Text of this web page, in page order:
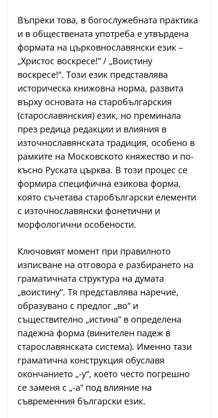
Въпреки това, в богослужебната практика
и в обществената употреба е утвърдена
формата на църковнославянски език –
„Христос воскресе!“ / „Воистину
воскресе!“. Този език представлява
историческа книжовна норма, развита
върху основата на старобългарския
(старославянския) език, но преминала
през редица редакции и влияния в
източнославянската традиция, особено в
рамките на Московското княжество и по-
късно Руската църква. В този процес се
формира специфична езикова форма,
която съчетава старобългарски елементи
с източнославянски фонетични и
морфологични особености.
Ключовият момент при правилното
изписване на отговора е разбирането на
граматичната структура на думата
„воистину“. Тя представлява наречие,
образувано с предлог „во“ и
съществително „истина“ в определена
падежна форма (винителен падеж в
старославянската система). Именно тази
граматична конструкция обуславя
окончанието „-у“, което често погрешно
се заменя с „-а“ под влияние на
съвременния български език.